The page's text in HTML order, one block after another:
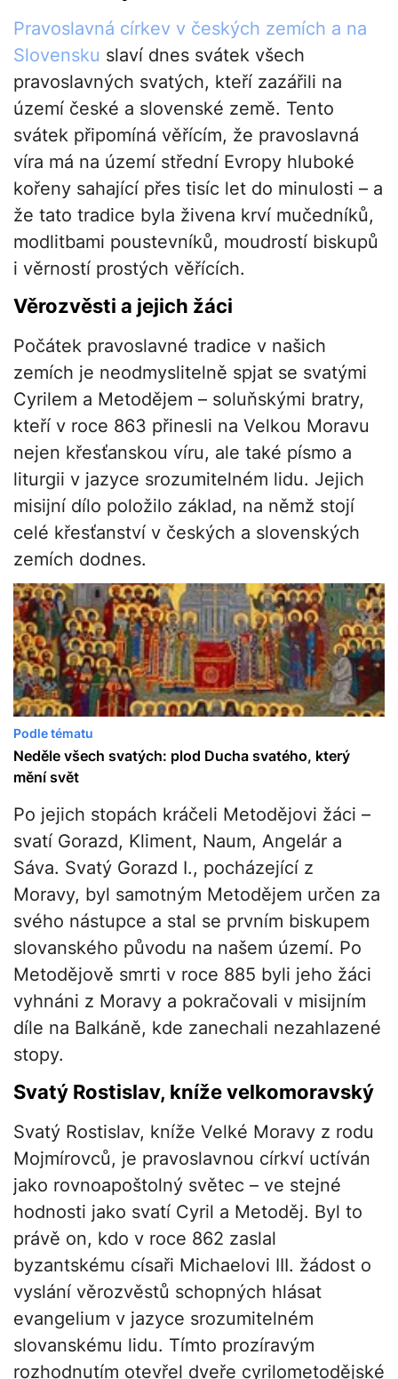
Pravoslavná církev v českých zemích a na
Slovensku slaví dnes svátek všech
pravoslavných svatých, kteří zazářili na
území české a slovenské země. Tento
svátek připomíná věřícím, že pravoslavná
víra má na území střední Evropy hluboké
kořeny sahající přes tisíc let do minulosti – a
že tato tradice byla živena krví mučedníků,
modlitbami poustevníků, moudrostí biskupů
i věrností prostých věřících.
Věrozvěsti a jejich žáci
Počátek pravoslavné tradice v našich
zemích je neodmyslitelně spjat se svatými
Cyrilem a Metodějem – soluňskými bratry,
kteří v roce 863 přinesli na Velkou Moravu
nejen křesťanskou víru, ale také písmo a
liturgii v jazyce srozumitelném lidu. Jejich
misijní dílo položilo základ, na němž stojí
celé křesťanství v českých a slovenských
zemích dodnes.
Podle tématu
Neděle všech svatých: plod Ducha svatého, který
mění svět
Po jejich stopách kráčeli Metodějovi žáci –
svatí Gorazd, Kliment, Naum, Angelár a
Sáva. Svatý Gorazd I., pocházející z
Moravy, byl samotným Metodějem určen za
svého nástupce a stal se prvním biskupem
slovanského původu na našem území. Po
Metodějově smrti v roce 885 byli jeho žáci
vyhnáni z Moravy a pokračovali v misijním
díle na Balkáně, kde zanechali nezahlazené
stopy.
Svatý Rostislav, kníže velkomoravský
Svatý Rostislav, kníže Velké Moravy z rodu
Mojmírovců, je pravoslavnou církví uctíván
jako rovnoapoštolný světec – ve stejné
hodnosti jako svatí Cyril a Metoděj. Byl to
právě on, kdo v roce 862 zaslal
byzantskému císaři Michaelovi III. žádost o
vyslání věrozvěstů schopných hlásat
evangelium v jazyce srozumitelném
slovanskému lidu. Tímto prozíravým
rozhodnutím otevřel dveře cyrilometodějské